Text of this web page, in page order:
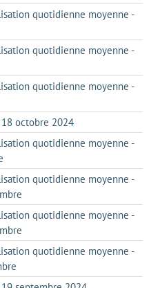
quotidienne moyenne -
quotidienne moyenne -
quotidienne moyenne -
octobre 2024
quotidienne moyenne -
quotidienne moyenne -
quotidienne moyenne -
quotidienne moyenne -